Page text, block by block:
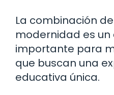
La combinación
modernidad es
importante para
que buscan una
educativa única.